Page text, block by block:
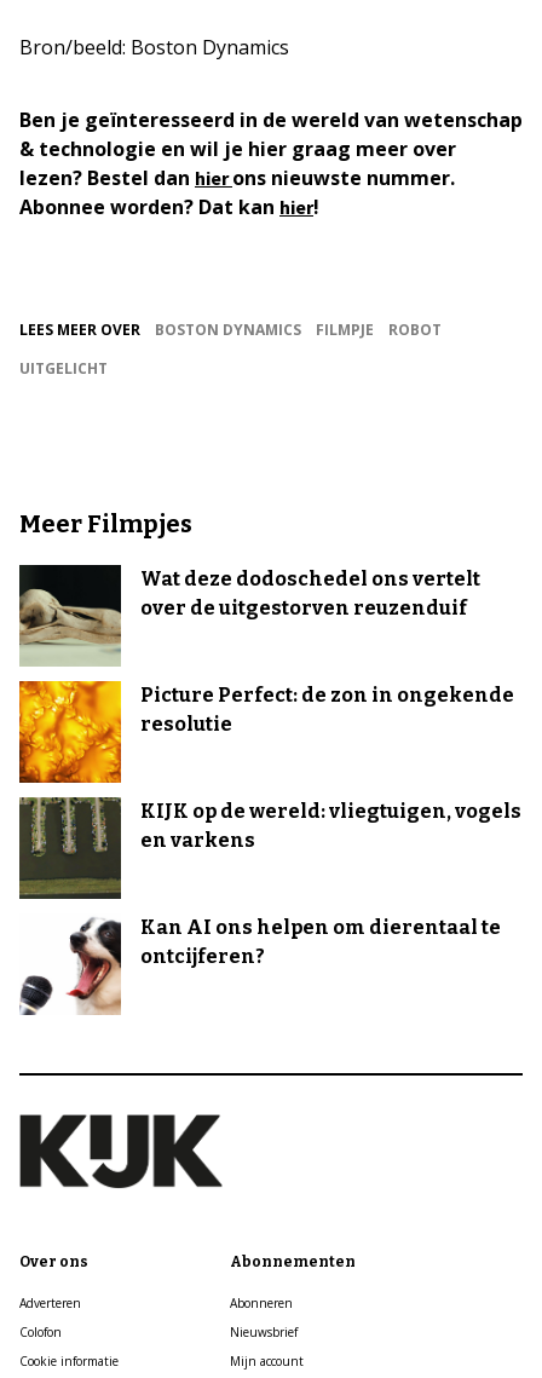
Bron/beeld: Boston Dynamics
Ben je geïnteresseerd in de wereld van wetenschap
& technologie en wil je hier graag meer over
lezen? Bestel dan hierons nieuwste nummer.
Abonnee worden? Dat kan hier!
LEES MEER OVER BOSTON DYNAMICS FILMPJE
ROBOT
UITGELICHT
Meer Filmpjes
Wat deze dodoschedel ons vertelt
over de uitgestorven reuzenduif
Picture Perfect: de zon in ongekende
resolutie
KIJK op de wereld: vliegtuigen, vogels
en varkens
Kan AI ons helpen om dierentaal te
ontcijferen?
Over ons
Adverteren
Colofon
Cookie informatie
Abonnementen
Abonneren
Nieuwsbrief
Mijn account